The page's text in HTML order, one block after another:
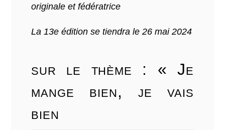
originale et fédératrice
La 13e édition se tiendra le 26 mai 2024
sur le thème : « Je
mange bien, je vais
bien